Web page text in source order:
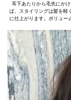
耳下あたりから毛先にか
ば、スタイリングは髪を軽
に仕上がります。ボリュー